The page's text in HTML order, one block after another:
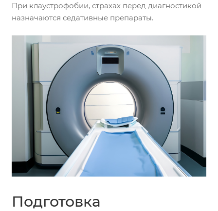
При клаустрофобии, страхах перед диагностикой
назначаются седативные препараты.
Подготовка